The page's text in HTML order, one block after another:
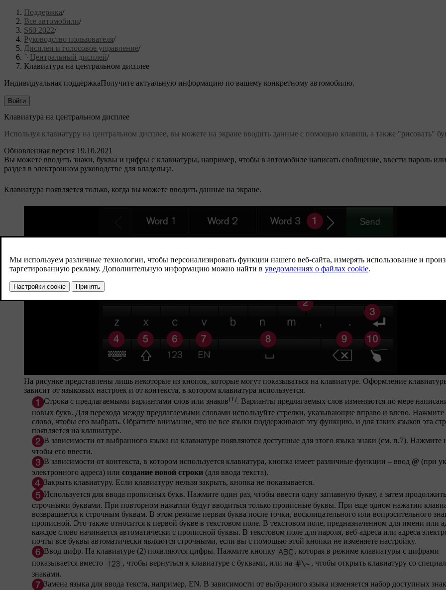
Поддержка/
Все автомобили/
S60 2022/
Руководство пользователя/
Дисплеи и голосовое управление/
Центральный дисплей/
Клавиатура на центральном дисплее
Индивидуальная поддержкаПолучите актуальную информацию по вашему конкретному автомобилю.
Войти
Обновленная версия 19.10.2021
Клавиатура на центральном дисплее
Используя клавиатуру на центральном дисплее, вы можете на экране вводить данные с помощью клавиш, а также "рисовать"
Вы можете вводить знаки, буквы и цифры с клавиатуры, например, чтобы в автомобиле написать сообщение, ввести пароль
раздел в электронном руководстве для владельца.
Клавиатура появляется только, когда вы можете вводить данные на экране.
На рисунке представлены лишь некоторые из кнопок, которые могут показываться на клавиатуре. Оформление
зависит от языковых настроек и от контекста, в котором клавиатура используется.
Строка с предлагаемыми вариантами слов или знаков[1]. Варианты предлагаемых слов изменяются по мере
новых букв. Для перехода между предлагаемыми словами используйте стрелки, указывающие вправо и влево. Нажмите
слово, чтобы его выбрать. Обратите внимание, что не все языки поддерживают эту функцию. и для таких языков эта
появляется на клавиатуре.
В зависимости от выбранного языка на клавиатуре появляются доступные для этого языка знаки (см. п.7). Нажмите
чтобы его ввести.
В зависимости от контекста, в котором используется клавиатура, кнопка имеет различные функции – ввод @ (при
электронного адреса) или создание новой строки (для ввода текста).
Закрыть клавиатуру. Если клавиатуру нельзя закрыть, кнопка не показывается.
Используется для ввода прописных букв. Нажмите один раз, чтобы ввести одну заглавную букву, а затем
строчными буквами. При повторном нажатии будут вводиться только прописные буквы. При еще одном нажатии
возвращается к строчным буквам. В этом режиме первая буква после точки, восклицательного или вопросительного
прописной. Это также относится к первой букве в текстовом поле. В текстовом поле, предназначенном для имени или
каждое слово начинается автоматически с прописной буквы. В текстовом поле для пароля, веб-адреса или адреса
почты все буквы автоматически являются строчными, если вы с помощью этой кнопки не изменяете настройку.
Ввод цифр. На клавиатуре (2) появляются цифры. Нажмите кнопку
, которая в режиме клавиатуры с цифрами
показывается вместо
, чтобы вернуться к клавиатуре с буквами, или на
, чтобы открыть клавиатуру со
знаками.
Замена языка для ввода текста, например, EN. В зависимости от выбранного языка изменяется набор доступных